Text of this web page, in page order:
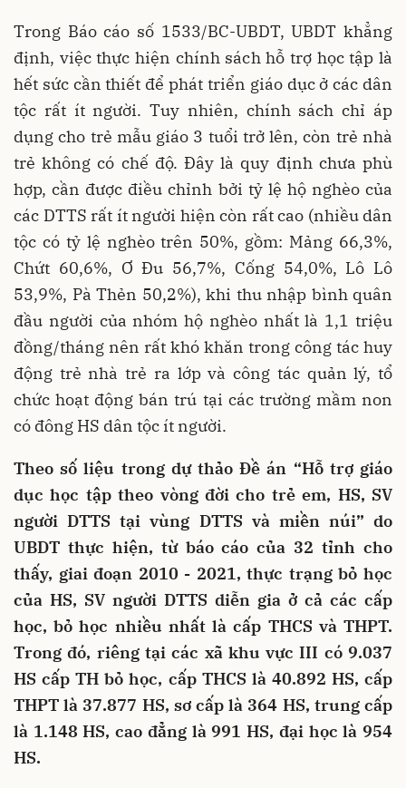
Trong Báo cáo số 1533/BC-UBDT, UBDT khẳng
định, việc thực hiện chính sách hỗ trợ học tập là
hết sức cần thiết để phát triển giáo dục ở các dân
tộc rất ít người. Tuy nhiên, chính sách chỉ áp
dụng cho trẻ mẫu giáo 3 tuổi trở lên, còn trẻ nhà
trẻ không có chế độ. Đây là quy định chưa phù
hợp, cần được điều chỉnh bởi tỷ lệ hộ nghèo của
các DTTS rất ít người hiện còn rất cao (nhiều dân
tộc có tỷ lệ nghèo trên 50%, gồm: Mảng 66,3%,
Chứt 60,6%, Ơ Đu 56,7%, Cống 54,0%, Lô Lô
53,9%, Pà Thẻn 50,2%), khi thu nhập bình quân
đầu người của nhóm hộ nghèo nhất là 1,1 triệu
đồng/tháng nên rất khó khăn trong công tác huy
động trẻ nhà trẻ ra lớp và công tác quản lý, tổ
chức hoạt động bán trú tại các trường mầm non
có đông HS dân tộc ít người.
Theo số liệu trong dự thảo Đề án “Hỗ trợ giáo
dục học tập theo vòng đời cho trẻ em, HS, SV
người DTTS tại vùng DTTS và miền núi” do
UBDT thực hiện, từ báo cáo của 32 tỉnh cho
thấy, giai đoạn 2010 - 2021, thực trạng bỏ học
của HS, SV người DTTS diễn gia ở cả các cấp
học, bỏ học nhiều nhất là cấp THCS và THPT.
Trong đó, riêng tại các xã khu vực III có 9.037
HS cấp TH bỏ học, cấp THCS là 40.892 HS, cấp
THPT là 37.877 HS, sơ cấp là 364 HS, trung cấp
là 1.148 HS, cao đẳng là 991 HS, đại học là 954
HS.